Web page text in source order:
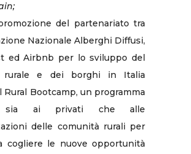
del partenariato tra
Nazionale Alberghi Diffusi,
ed Airbnb per lo sviluppo del
rurale e dei borghi in Italia
Rural Bootcamp, un programma
sia ai privati che alle
delle comunità rurali per
cogliere le nuove opportunità